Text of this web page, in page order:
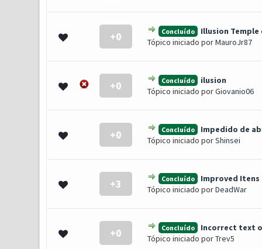
+0 Concluído
Illusion
Tópico iniciado porMauroJr87
0 Voto(s) - 0 de 5 em média
1 2345
+0 Concluído
ilusion
Tópico iniciado porGiovanio06
0 Voto(s) - 0 de 5 em média
1 2345
+0 Concluído
Impedido de
Tópico iniciado porShinsei
0 Voto(s) - 0 de 5 em média
1 2345
+3 Concluído
Improved Itens
Tópico iniciado porDeadWar
0 Voto(s) - 0 de 5 em média
1 2345
+0 Concluído
Incorrect text
Tópico iniciado porTrev5
0 Voto(s) - 0 de 5 em média
1 2345